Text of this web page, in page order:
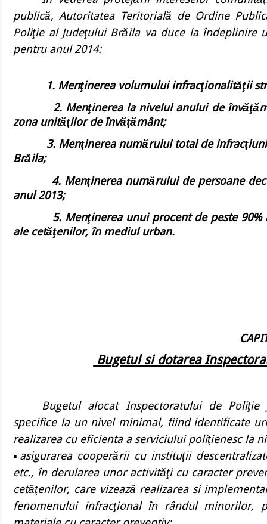
publică, Autoritatea Teritorială de Ordine
Poliţie al Judeţului Brăila va duce la
pentru anul 2014:
1. Menţinerea volumului infracţionalităţii
2. Menţinerea la nivelul anului de
zona unităţilor de învăţământ;
3. Menţinerea numărului total de
Brăila;
4. Menţinerea numărului de persoane
anul 2013;
5. Menţinerea unui procent de peste 90% a
ale cetăţenilor, în mediul urban.
Bugetul si dotarea
Bugetul alocat Inspectoratului de
specifice la un nivel minimal, fiind identificate
realizarea cu eficienta a serviciului poliţienesc la
▪asigurarea cooperării cu instituţii
etc., în derularea unor activităţi cu caracter
cetăţenilor, care vizează realizarea si
fenomenului infracţional în rândul minorilor,